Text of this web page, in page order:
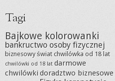
Tagi
Bajkowe kolorowanki
bankructwo osoby fizycznej
biznesowy świat chwilówka od 18 lat
chwilówki od 18 lat darmowe
chwilówkidoradztwo biznesowe